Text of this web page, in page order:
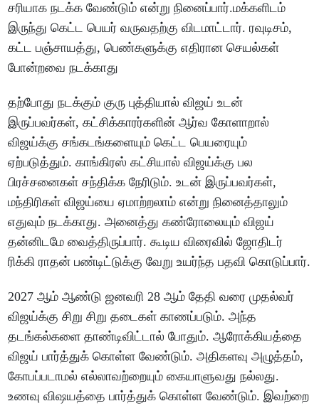
சரியாக நடக்க வேண்டும் என்று நினைப்பார்.மக்களிடம்
இருந்து கெட்ட பெயர் வருவதற்கு விடமாட்டார். ரவுடிசம்,
கட்ட பஞ்சாயத்து, பெண்களுக்கு எதிரான செயல்கள்
போன்றவை நடக்காது
தற்போது நடக்கும் குரு புத்தியால் விஜய் உடன்
இருப்பவர்கள், கட்சிக்காரர்களின் ஆர்வ கோளாறால்
விஜய்க்கு சங்கடங்களையும் கெட்ட பெயரையும்
ஏற்படுத்தும். காங்கிரஸ் கட்சியால் விஜய்க்கு பல
பிரச்சனைகள் சந்திக்க நேரிடும். உடன் இருப்பவர்கள்,
மந்திரிகள் விஜய்யை ஏமாற்றலாம் என்று நினைத்தாலும்
எதுவும் நடக்காது. அனைத்து கண்ரோலையும் விஜய்
தன்னிடமே வைத்திருப்பார். கூடிய விரைவில் ஜோதிடர்
ரிக்கி ராதன் பண்டிட்டுக்கு வேறு உயர்ந்த பதவி கொடுப்பார்.
2027 ஆம் ஆண்டு ஜனவரி 28 ஆம் தேதி வரை முதல்வர்
விஜய்க்கு சிறு சிறு தடைகள் காணப்படும். அந்த
தடங்கல்களை தாண்டிவிட்டால் போதும். ஆரோக்கியத்தை
விஜய் பார்த்துக் கொள்ள வேண்டும். அதிகளவு அழுத்தம்,
கோபப்படாமல் எல்லாவற்றையும் கையாளுவது நல்லது.
உணவு விஷயத்தை பார்த்துக் கொள்ள வேண்டும். இவற்றை